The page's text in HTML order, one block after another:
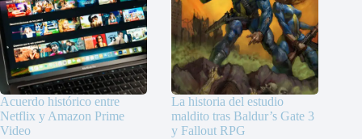
Acuerdo histórico entre
Netflix y Amazon Prime
Video
La historia del estudio
maldito tras Baldur’s Gate 3
y Fallout RPG